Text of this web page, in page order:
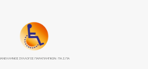
ΣΎΛΛΟΓΟΣ ΠΑΡΑΠΛΗΓΙΚΏΝ: ΠΑ.Σ.ΠΑ